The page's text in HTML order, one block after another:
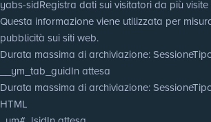
yabs-sidRegistra dati sui visitatori da più
Questa informazione viene utilizzata per
pubblicità sui siti web.
Durata massima di archiviazione: Sessione
__ym_tab_guidIn attesa
Durata massima di archiviazione: Sessione
HTML